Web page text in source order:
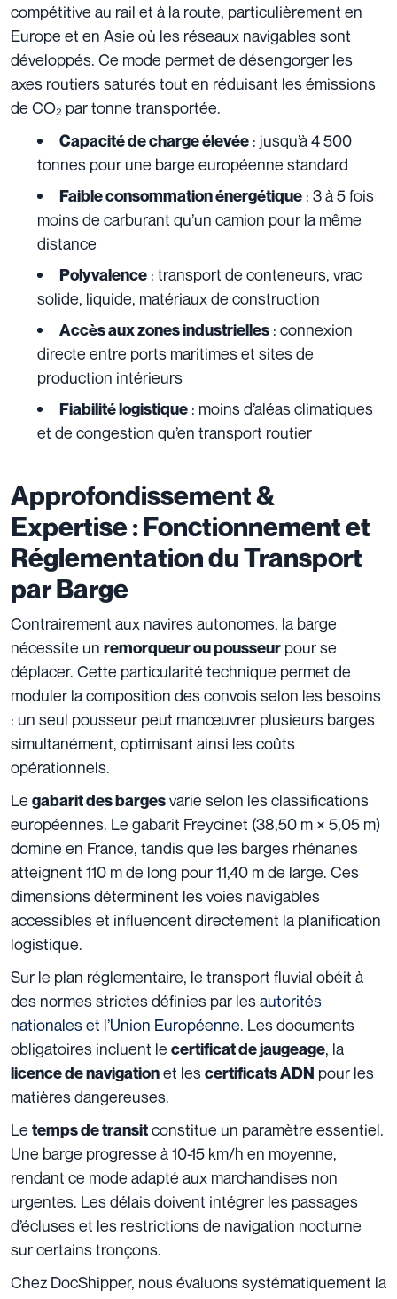
compétitive au rail et à la route, particulièrement en
Europe et en Asie où les réseaux navigables sont
développés. Ce mode permet de désengorger les
axes routiers saturés tout en réduisant les émissions
de CO₂ par tonne transportée.
Capacité de charge élevée : jusqu’à 4 500
tonnes pour une barge européenne standard
Faible consommation énergétique : 3 à 5 fois
moins de carburant qu’un camion pour la même
distance
Polyvalence : transport de conteneurs, vrac
solide, liquide, matériaux de construction
Accès aux zones industrielles : connexion
directe entre ports maritimes et sites de
production intérieurs
Fiabilité logistique : moins d’aléas climatiques
et de congestion qu’en transport routier
Approfondissement &
Expertise : Fonctionnement et
Réglementation du Transport
par Barge
Contrairement aux navires autonomes, la barge
nécessite un remorqueur ou pousseur pour se
déplacer. Cette particularité technique permet de
moduler la composition des convois selon les besoins
: un seul pousseur peut manœuvrer plusieurs barges
simultanément, optimisant ainsi les coûts
opérationnels.
Le gabarit des bargesvarie selon les classifications
européennes. Le gabarit Freycinet (38,50 m × 5,05 m)
domine en France, tandis que les barges rhénanes
atteignent 110 m de long pour 11,40 m de large. Ces
dimensions déterminent les voies navigables
accessibles et influencent directement la planification
logistique.
Sur le plan réglementaire, le transport fluvial obéit à
des normes strictes définies par lesautorités
nationales et l’Union Européenne. Les documents
obligatoires incluent le certificat de jaugeage, la
licence de navigationet lescertificats ADN pour les
matières dangereuses.
Le temps de transitconstitue un paramètre essentiel.
Une barge progresse à 10-15 km/h en moyenne,
rendant ce mode adapté aux marchandises non
urgentes. Les délais doivent intégrer les passages
d’écluses et les restrictions de navigation nocturne
sur certains tronçons.
Chez DocShipper, nous évaluons systématiquement la